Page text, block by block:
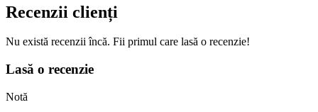
Recenzii clienți
Nu există recenzii încă. Fii primul care lasă o recenzie!
Lasă o recenzie
Notă